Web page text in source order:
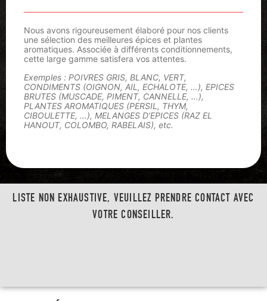
Nous avons rigoureusement élaboré pour nos clients
une sélection des meilleures épices et plantes
aromatiques. Associée à différents conditionnements,
cette large gamme satisfera vos attentes.
Exemples : POIVRES GRIS, BLANC, VERT,
CONDIMENTS (OIGNON, AIL, ECHALOTE, …), EPICES
BRUTES (MUSCADE, PIMENT, CANNELLE, …),
PLANTES AROMATIQUES (PERSIL, THYM,
CIBOULETTE, …), MELANGES D’EPICES (RAZ EL
HANOUT, COLOMBO, RABELAIS), etc.
LISTE NON EXHAUSTIVE, VEUILLEZ PRENDRE CONTACT AVEC
VOTRE CONSEILLER.